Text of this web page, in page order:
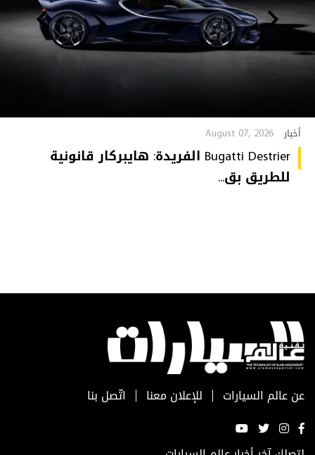
أخبار August 07, 2026
Bugatti Destrier الفريدة: هايبركار قانونية
للطريق بق...
عن عالم السيارات للإعلان معنا اتّصل بنا